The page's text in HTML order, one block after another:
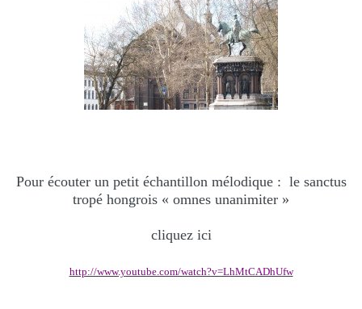
Pour écouter un petit échantillon mélodique : le sanctus
tropé hongrois « omnes unanimiter »
cliquez ici
http://www.youtube.com/watch?v=LhMtCADhUfw